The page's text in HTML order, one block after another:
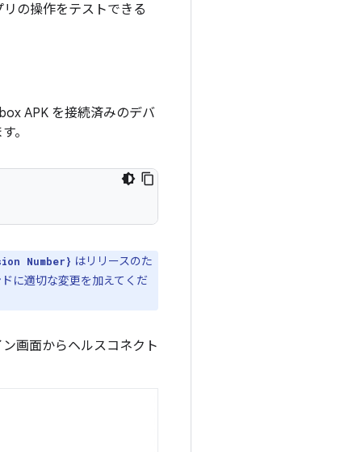
の操作をテストできる
APK を接続済みのデバ
。
Number} はリリースのた
に適切な変更を加えてくだ
画面からヘルスコネクト